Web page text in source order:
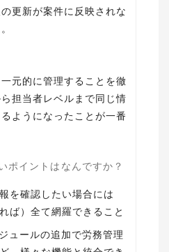
更新が案件に反映されな
元的に管理することを徹
担当者レベルまで同じ情
ようになったことが一番
ポイントはなんですか？
を確認したい場合には
ば）全て網羅できること
ュールの追加で労務管理